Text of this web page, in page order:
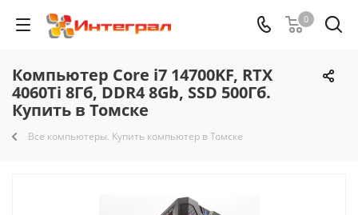
0
Компьютер Core i7 14700KF, RTX
4060Ti 8Гб, DDR4 8Gb, SSD 500Гб.
Купить в Томске
Все компьютеры. Купить компьютер в Томске